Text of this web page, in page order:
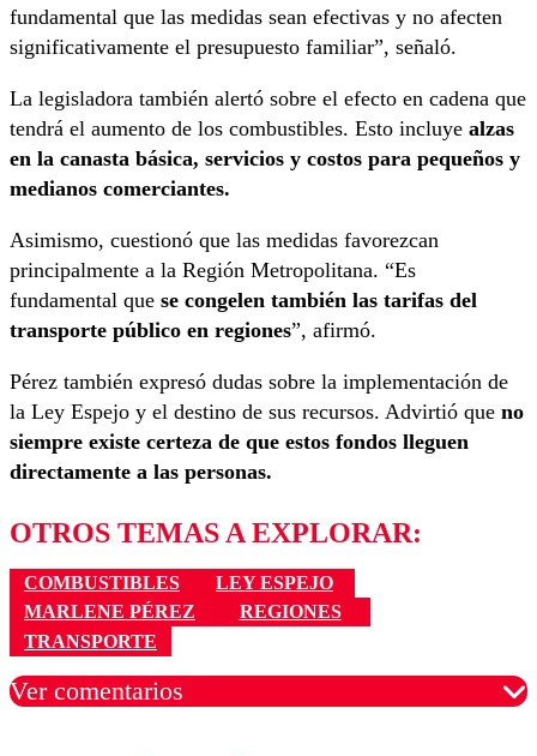
fundamental que las medidas sean efectivas y no afecten
significativamente el presupuesto familiar”, señaló.
La legisladora también alertó sobre el efecto en cadena que
tendrá el aumento de los combustibles. Esto incluye alzas
en la canasta básica, servicios y costos para pequeños y
medianos comerciantes.
Asimismo, cuestionó que las medidas favorezcan
principalmente a la Región Metropolitana. “Es
fundamental que se congelen también las tarifas del
transporte público en regiones”, afirmó.
Pérez también expresó dudas sobre la implementación de
la Ley Espejo y el destino de sus recursos. Advirtió que no
siempre existe certeza de que estos fondos lleguen
directamente a las personas.
OTROS TEMAS A EXPLORAR:
COMBUSTIBLES
LEY ESPEJO
MARLENE PÉREZ
REGIONES
TRANSPORTE
Ver comentarios